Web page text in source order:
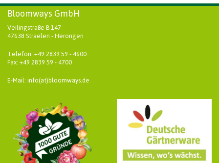
Bloomways GmbH
Veilingstraße B 147
47638 Straelen - Herongen
Telefon: +49 2839 59 - 4600
Fax: +49 2839 59 - 4700
E-Mail: info(at)bloomways.de